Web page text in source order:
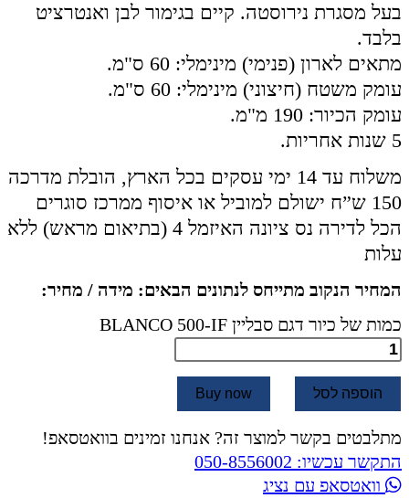
בעל מסגרת נירוסטה. קיים בגימור לבן ואנטרציט
בלבד.
מתאים לארון (פנימי) מינימלי: 60 ס"מ.
עומק משטח (חיצוני) מינימלי: 60 ס"מ.
עומק הכיור: 190 מ"מ.
5 שנות אחריות.
משלוח עד 14 ימי עסקים בכל הארץ, הובלת מדרכה
150 ש”ח ישולם למוביל או איסוף ממרכז סוגרים
הכל לדירה נס ציונה האיזמל 4 (בתיאום מראש) ללא
עלות
המחיר הנקוב מתייחס לנתונים הבאים: מידה / מחיר:
כמות של כיור דגם סבליין BLANCO 500-IF
הוספה לסל Buy now
מתלבטים בקשר למוצר זה? אנחנו זמינים בוואטסאפ!
התקשר עכשיו: 050-8556002
וואטסאפ עם נציג